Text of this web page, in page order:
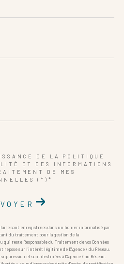
DE LA POLITIQUE
ET DES INFORMATIONS
DE MES
(*)*
sont enregistrées dans un fichier informatisé par
du traitement pour la gestion de la
qui reste Responsable du Traitement de vos Données
repose sur l'intérêt légitime de l'Agence / du Réseau.
et sont destinées à l'Agence / au Réseau.